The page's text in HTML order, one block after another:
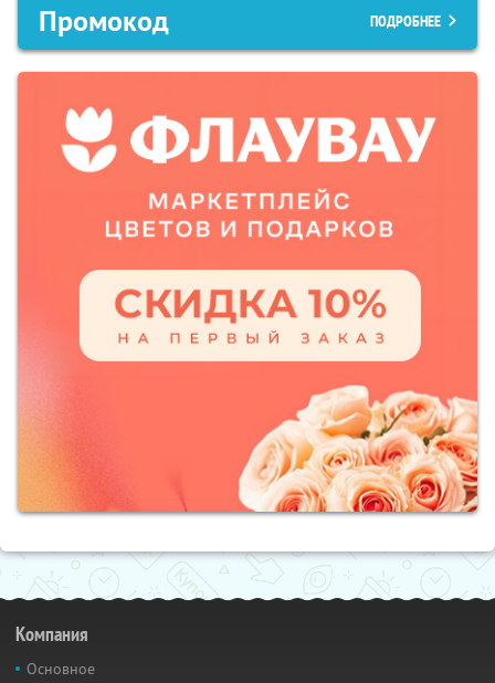
Промокод ПОДРОБНЕЕ
Компания
Основное